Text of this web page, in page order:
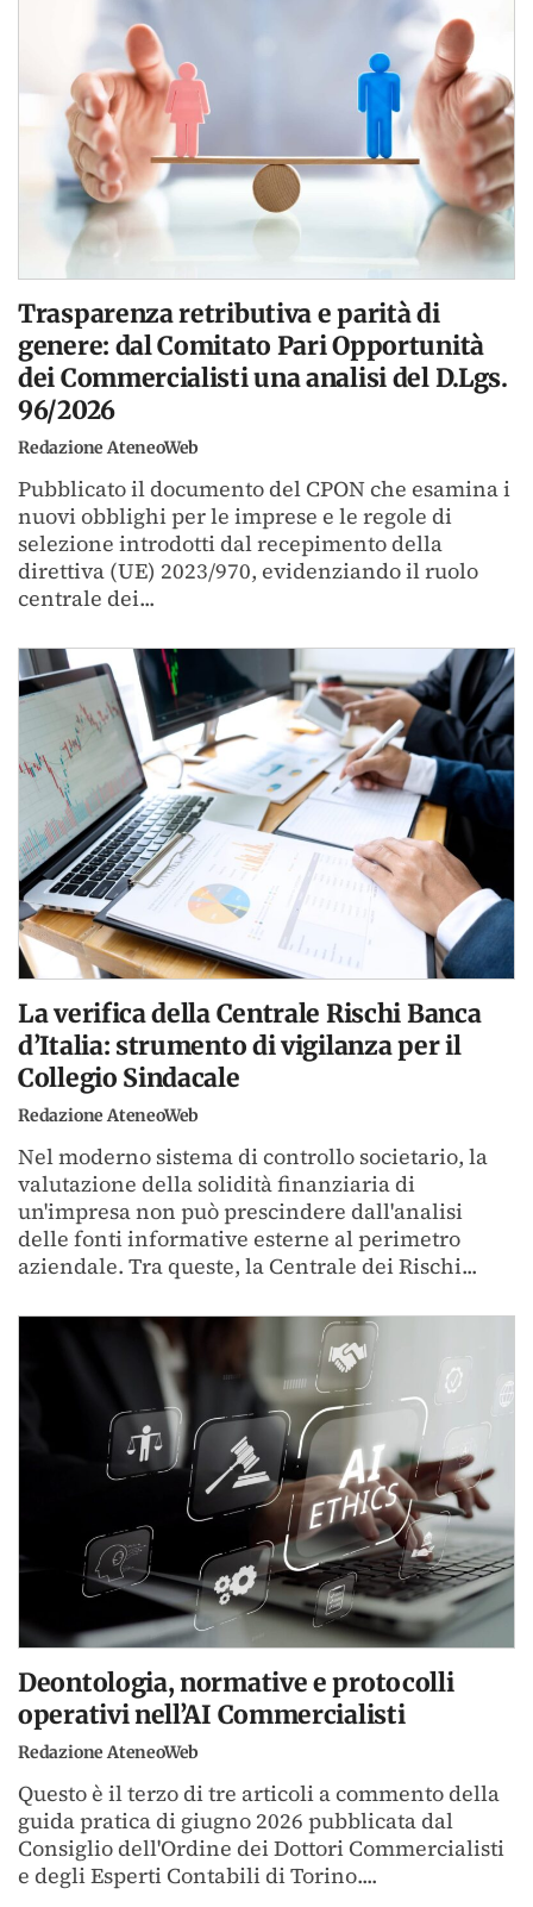
Trasparenza retributiva e parità di
genere: dal Comitato Pari Opportunità
dei Commercialisti una analisi del D.Lgs.
96/2026
Redazione AteneoWeb
Pubblicato il documento del CPON che esamina i
nuovi obblighi per le imprese e le regole di
selezione introdotti dal recepimento della
direttiva (UE) 2023/970, evidenziando il ruolo
centrale dei...
La verifica della Centrale Rischi Banca
d’Italia: strumento di vigilanza per il
Collegio Sindacale
Redazione AteneoWeb
Nel moderno sistema di controllo societario, la
valutazione della solidità finanziaria di
un'impresa non può prescindere dall'analisi
delle fonti informative esterne al perimetro
aziendale. Tra queste, la Centrale dei Rischi...
Deontologia, normative e protocolli
operativi nell’AI Commercialisti
Redazione AteneoWeb
Questo è il terzo di tre articoli a commento della
guida pratica di giugno 2026 pubblicata dal
Consiglio dell'Ordine dei Dottori Commercialisti
e degli Esperti Contabili di Torino....